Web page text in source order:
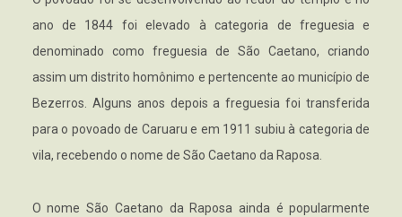
ano de 1844 foi elevado à categoria de freguesia e
denominado como freguesia de São Caetano, criando
assim um distrito homônimo e pertencente ao município de
Bezerros. Alguns anos depois a freguesia foi transferida
para o povoado de Caruaru e em 1911 subiu à categoria de
vila, recebendo o nome de São Caetano da Raposa.
O nome São Caetano da Raposa ainda é popularmente